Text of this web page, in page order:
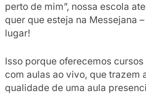
perto de mim”, nossa escola
quer que esteja na Messejana
lugar!
Isso porque oferecemos
com aulas ao vivo, que trazem
qualidade de uma aula